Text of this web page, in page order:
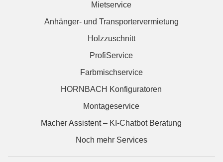
Mietservice
Anhänger- und Transportervermietung
Holzzuschnitt
ProfiService
Farbmischservice
HORNBACH Konfiguratoren
Montageservice
Macher Assistent – KI-Chatbot Beratung
Noch mehr Services